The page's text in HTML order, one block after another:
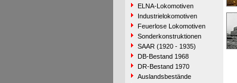
ELNA-Lokomotiven
Industrielokomotiven
Feuerlose Lokomotiven
Sonderkonstruktionen
SAAR (1920 - 1935)
DB-Bestand 1968
DR-Bestand 1970
Auslandsbestände